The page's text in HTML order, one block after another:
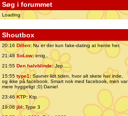
Søg i forummet
Loading
Shoutbox
20:16 Dillen: Nu er der kun fake-dating at hente her.
21:48 SoLow:enig..
21:55 Den halvblinde:Jep.....
15:55 type1:Savner lidt tiden, hvor alt skete her inde,
og ikke på facebook. Smart nok med facebook, men var
mere hyggeligt ;0) Daniel
23:46 KTP:Ktp
19:06jbl:Type 3